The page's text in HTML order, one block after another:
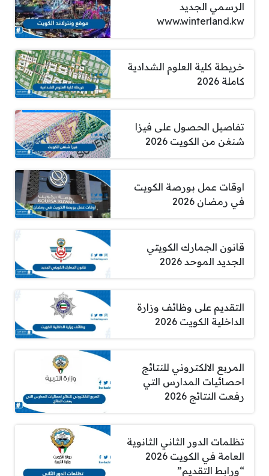
الرسمي الجديد
www.winterland.kw
خريطة كلية العلوم الشدادية
كاملة 2026
تفاصيل الحصول على فيزا
شنغن من الكويت 2026
اوقات عمل بورصة الكويت
في رمضان 2026
قانون الجمارك الكويتي
الجديد الموحد 2026
التقديم على وظائف وزارة
الداخلية الكويت 2026
المربع الالكتروني للنتائج
احصائيات المدارس التي
رفعت النتائج 2026
تظلمات الدور الثاني الثانوية
العامة في الكويت 2026
“ورابط التقديم”